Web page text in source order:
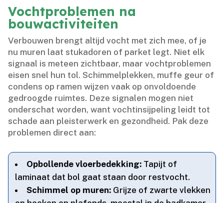
Vochtproblemen na
bouwactiviteiten
Verbouwen brengt altijd vocht met zich mee, of je
nu muren laat stukadoren of parket legt.​ Niet elk
signaal is meteen zichtbaar, maar vochtproblemen
eisen snel hun tol.​ Schimmelplekken, muffe geur of
condens op ramen wijzen vaak op onvoldoende
gedroogde ruimtes.​ Deze signalen mogen niet
onderschat worden, want vochtinsijpeling leidt tot
schade aan pleisterwerk en gezondheid.​ Pak deze
problemen direct aan:
Opbollende vloerbedekking: Tapijt of
laminaat dat bol gaat staan door restvocht.​
Schimmel op muren: Grijze of zwarte vlekken